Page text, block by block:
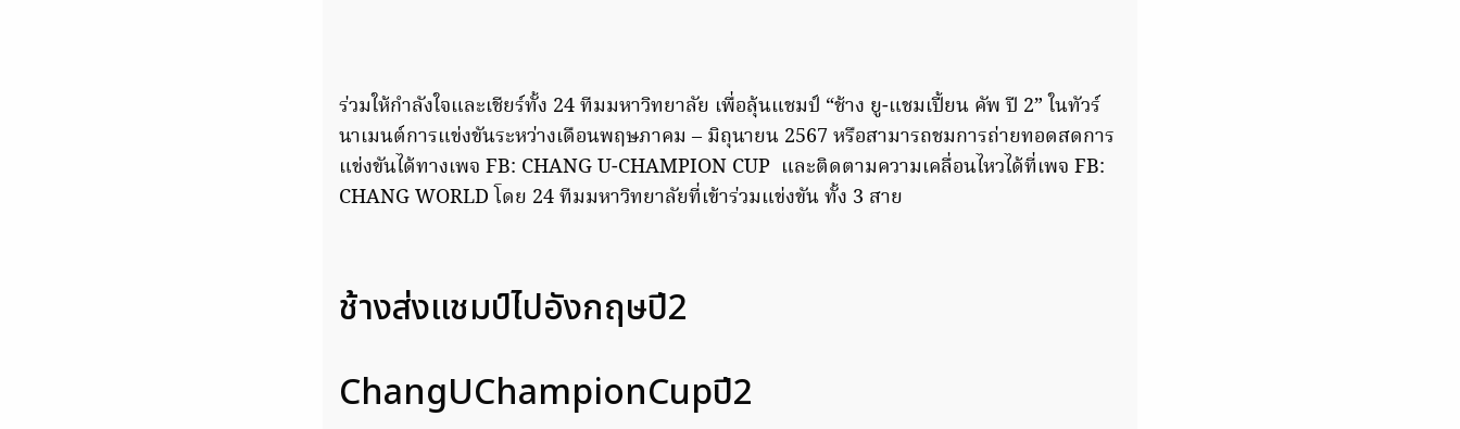
ร่วมให้กำลังใจและเชียร์ทั้ง 24 ทีมมหาวิทยาลัย เพื่อลุ้นแชมป์ “ช้าง ยู-แชมเปี้ยน คัพ ปี 2” ในทัวร์
นาเมนต์การแข่งขันระหว่างเดือนพฤษภาคม – มิถุนายน 2567 หรือสามารถชมการถ่ายทอดสดการ
แข่งขันได้ทางเพจ FB: CHANG U-CHAMPION CUP และติดตามความเคลื่อนไหวได้ที่เพจ FB:
CHANG WORLD โดย 24 ทีมมหาวิทยาลัยที่เข้าร่วมแข่งขัน ทั้ง 3 สาย
ช้างส่งแชมป์ไปอังกฤษปี2
ChangUChampionCupปี2